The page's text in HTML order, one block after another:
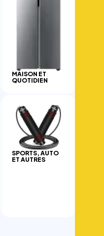
MAISON ET
QUOTIDIEN
SPORTS, AUTO
ET AUTRES